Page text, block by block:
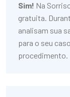
Sim! Na
gratuita.
analisam sua
para o seu
procedimento.